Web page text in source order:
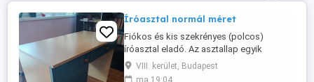
Íróasztal normál méret
Fiókos és kis szekrényes (polcos)
íróasztal eladó. Az asztallap egyik
rövidebb éle élfóliázást igényel.
Személyes átvétel Zamárdiban
VIII. kerület, Budapest
ma 19:04